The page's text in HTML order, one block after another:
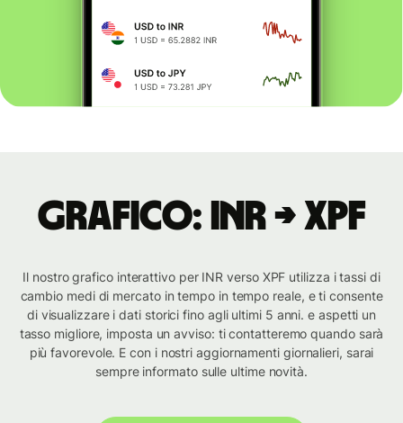
Grafico: INR → XPF
Il nostro grafico interattivo per INR verso XPF utilizza i tassi di
cambio medi di mercato in tempo in tempo reale, e ti consente
di visualizzare i dati storici fino agli ultimi 5 anni. e aspetti un
tasso migliore, imposta un avviso: ti contatteremo quando sarà
più favorevole. E con i nostri aggiornamenti giornalieri, sarai
sempre informato sulle ultime novità.